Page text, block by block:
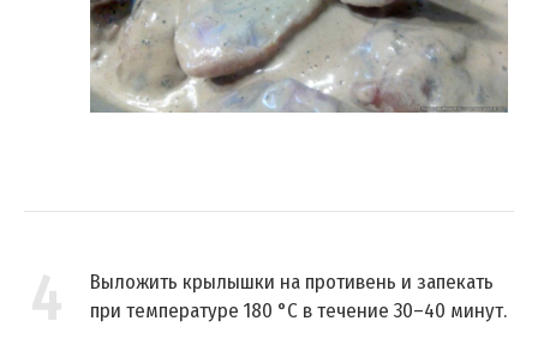
4
Выложить крылышки на противень и запекать
при температуре 180 °C в течение 30–40 минут.